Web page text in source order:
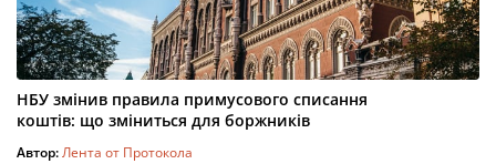
НБУ змінив правила примусового списання
коштів: що зміниться для боржників
Автор:Лента от Протокола